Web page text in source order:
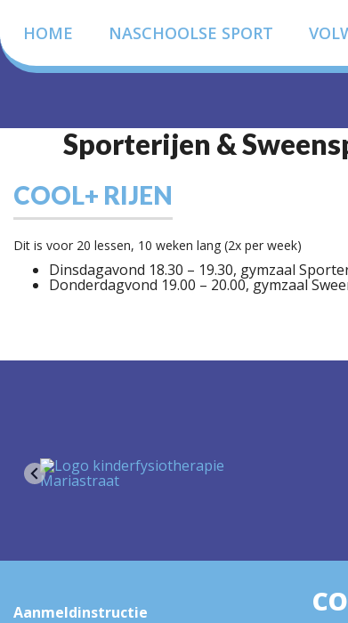
HOME NASCHOOLSE SPORT
Sporterijen &
COOL+ RIJEN
Dit is voor 20 lessen, 10 weken lang (2x per week)
Dinsdagavond 18.30 – 19.30, gymzaal
Donderdagvond 19.00 – 20.00, gymzaal
Aanmeldinstructie